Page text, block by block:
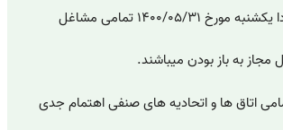
۱۴۰۰/۰۵/۳۱ تمامی مشاغل
اتاق ها و اتحادیه های صنفی اهتمام جدی